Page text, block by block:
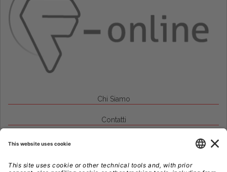
Chi Siamo
Contatti
Note Legali